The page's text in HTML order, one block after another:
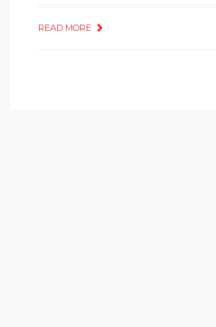
READ MORE